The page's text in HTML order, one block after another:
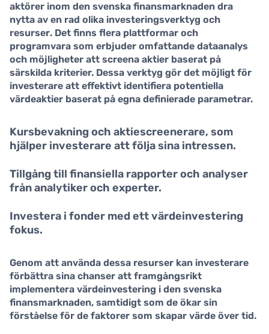
aktörer inom den svenska finansmarknaden dra
nytta av en rad olika investeringsverktyg och
resurser. Det finns flera plattformar och
programvara som erbjuder omfattande dataanalys
och möjligheter att screena aktier baserat på
särskilda kriterier. Dessa verktyg gör det möjligt för
investerare att effektivt identifiera potentiella
värdeaktier baserat på egna definierade parametrar.
Kursbevakning och aktiescreenerare, som
hjälper investerare att följa sina intressen.
Tillgång till finansiella rapporter och analyser
från analytiker och experter.
Investera i fonder med ett värdeinvestering
fokus.
Genom att använda dessa resurser kan investerare
förbättra sina chanser att framgångsrikt
implementera värdeinvestering i den svenska
finansmarknaden, samtidigt som de ökar sin
förståelse för de faktorer som skapar värde över tid.